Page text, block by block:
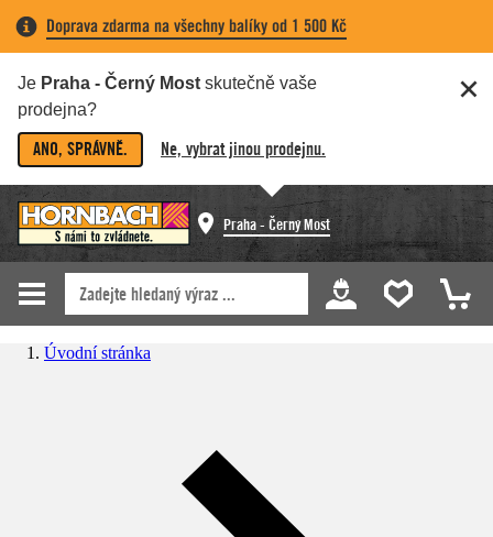
Doprava zdarma na všechny balíky od 1 500 Kč
Je Praha - Černý Most skutečně vaše
prodejna?
ANO, SPRÁVNĚ. Ne, vybrat jinou prodejnu.
Praha - Černý Most
Úvodní stránka